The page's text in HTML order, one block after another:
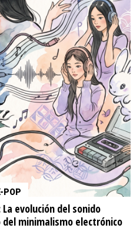
POP
evolución del sonido
minimalismo electrónico